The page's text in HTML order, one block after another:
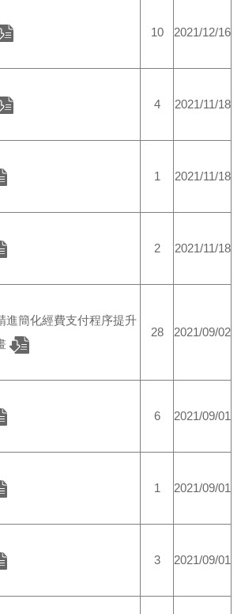
10 2021/12/16
4 2021/11/18
1 2021/11/18
2 2021/11/18
進簡化經費支付程序提升
28 2021/09/02
6 2021/09/01
1 2021/09/01
3 2021/09/01